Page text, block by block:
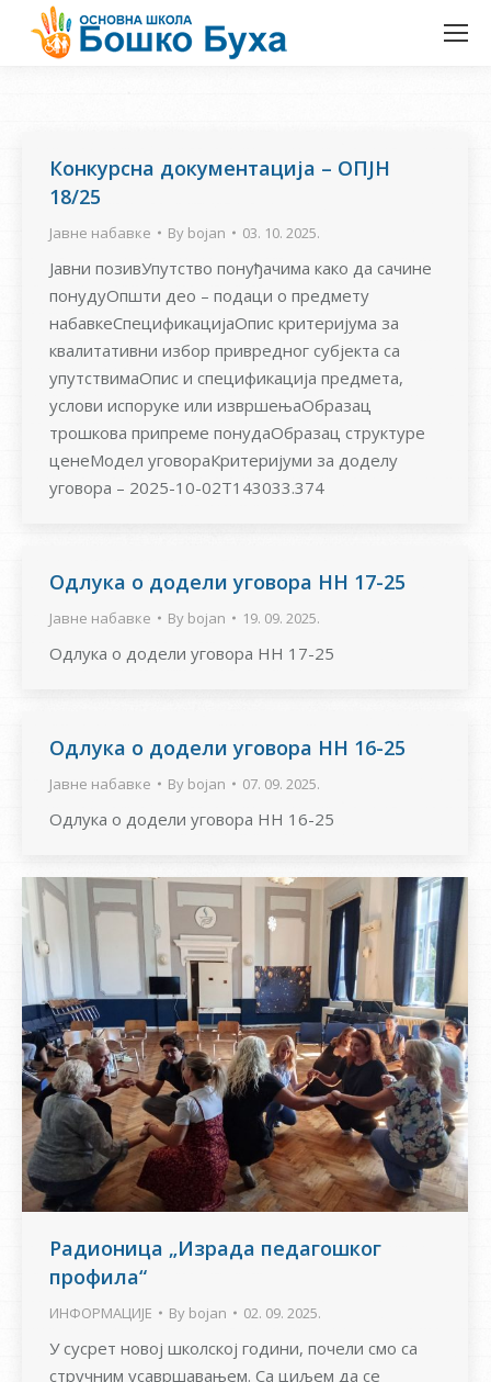
Конкурсна документација – ОПЈН
18/25
Јавне набавке By bojan 03. 10. 2025.
Јавни позивУпутство понуђачима како да сачине
понудуОпшти део – подаци о предмету
набавкеСпецификацијаОпис критеријума за
квалитативни избор привредног субјекта са
упутствимаОпис и спецификација предмета,
услови испоруке или извршењаОбразац
трошкова припреме понудаОбразац структуре
ценеМодел уговораКритеријуми за доделу
уговора – 2025-10-02T143033.374
Одлукa о додели уговора НН 17-25
Јавне набавке By bojan 19. 09. 2025.
Одлукa о додели уговора НН 17-25
Одлукa о додели уговора НН 16-25
Јавне набавке By bojan 07. 09. 2025.
Одлукa о додели уговора НН 16-25
Радионица „Израда педагошког
профила“
ИНФОРМАЦИЈЕ By bojan 02. 09. 2025.
У сусрет новој школској години, почели смо са
стручним усавршавањем. Са циљем да се